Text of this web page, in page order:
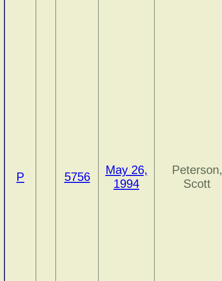
P 5756
May 26,
1994
Peterson,
Scott